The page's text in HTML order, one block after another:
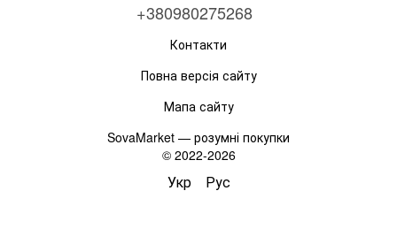
+380980275268
Контакти
Повна версія сайту
Мапа сайту
SovaMarket — розумні покупки
© 2022-2026
Укр Рус